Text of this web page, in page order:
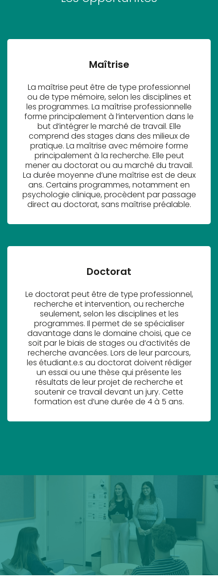
Maîtrise
La maîtrise peut être de type professionnel
ou de type mémoire, selon les disciplines et
les programmes. La maîtrise professionnelle
forme principalement à l’intervention dans le
but d’intégrer le marché de travail. Elle
comprend des stages dans des milieux de
pratique. La maîtrise avec mémoire forme
principalement à la recherche. Elle peut
mener au doctorat ou au marché du travail.
La durée moyenne d’une maîtrise est de deux
ans. Certains programmes, notamment en
psychologie clinique, procèdent par passage
direct au doctorat, sans maîtrise préalable.
Doctorat
Le doctorat peut être de type professionnel,
recherche et intervention, ou recherche
seulement, selon les disciplines et les
programmes. Il permet de se spécialiser
davantage dans le domaine choisi, que ce
soit par le biais de stages ou d’activités de
recherche avancées. Lors de leur parcours,
les étudiant.e.s au doctorat doivent rédiger
un essai ou une thèse qui présente les
résultats de leur projet de recherche et
soutenir ce travail devant un jury. Cette
formation est d’une durée de 4 à 5 ans.